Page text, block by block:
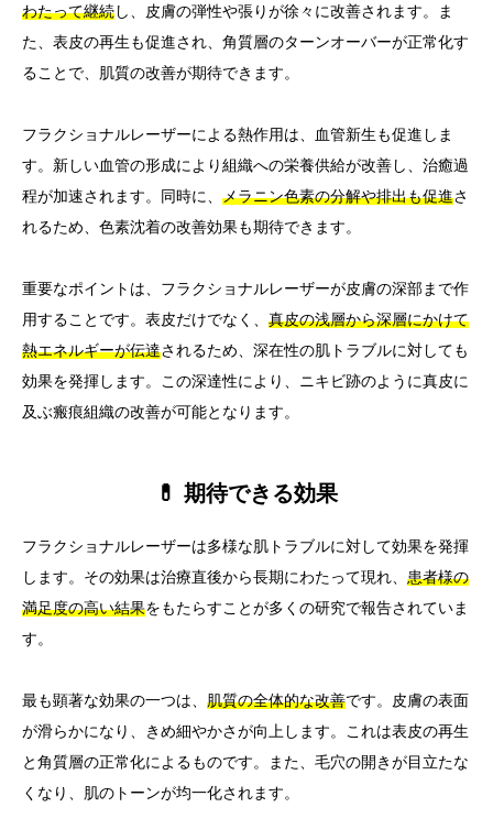
わたって継続し、皮膚の弾性や張りが徐々に改善されます。ま
た、表皮の再生も促進され、角質層のターンオーバーが正常化す
ることで、肌質の改善が期待できます。
フラクショナルレーザーによる熱作用は、血管新生も促進しま
す。新しい血管の形成により組織への栄養供給が改善し、治癒過
程が加速されます。同時に、 メラニン色素の分解や排出も促進さ
れるため、色素沈着の改善効果も期待できます。
重要なポイントは、フラクショナルレーザーが皮膚の深部まで作
用することです。表皮だけでなく、 真皮の浅層から深層にかけて
熱エネルギーが伝達されるため、深在性の肌トラブルに対しても
効果を発揮します。この深達性により、ニキビ跡のように真皮に
及ぶ瘢痕組織の改善が可能となります。
💊 期待できる効果
フラクショナルレーザーは多様な肌トラブルに対して効果を発揮
します。その効果は治療直後から長期にわたって現れ、 患者様の
満足度の高い結果をもたらすことが多くの研究で報告されていま
す。
最も顕著な効果の一つは、 肌質の全体的な改善です。皮膚の表面
が滑らかになり、きめ細やかさが向上します。これは表皮の再生
と角質層の正常化によるものです。また、毛穴の開きが目立たな
くなり、肌のトーンが均一化されます。